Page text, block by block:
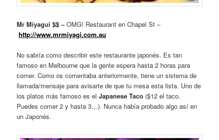
Mr Miyagui $$ –OMG! Restaurant en Chapel St –
http://www.mrmiyagi.com.au
No sabría como describir este restaurante japonés. Es tan
famoso en Melbourne que la gente espera hasta 2 horas para
comer. Como os comentaba anteriormente, tiene un sistema de
llamada/mensaje para avisarte de que tu mesa esta lista. Uno de
los platos más famoso es elJapanese Taco ($12 el taco.
Puedes comer 2 y hasta 3…). Nunca había probado algo así en
un Japonés.